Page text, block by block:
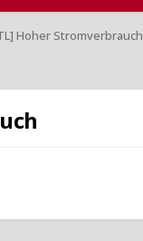
Hoher Stromverbrauch